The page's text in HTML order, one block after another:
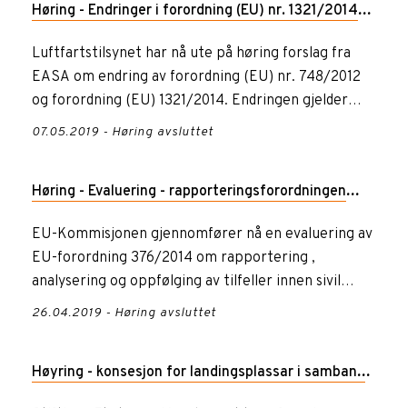
Høring - Endringer i forordning (EU) nr. 1321/2014
og 748/2012
Luftfartstilsynet har nå ute på høring forslag fra
EASA om endring av forordning (EU) nr. 748/2012
og forordning (EU) 1321/2014. Endringen gjelder
EASAs forslag t...
07.05.2019 - Høring avsluttet
Høring - Evaluering - rapporteringsforordningen
(376/2014)
EU-Kommisjonen gjennomfører nå en evaluering av
EU-forordning 376/2014 om rapportering ,
analysering og oppfølging av tilfeller innen sivil
luftfart.
26.04.2019 - Høring avsluttet
Høyring - konsesjon for landingsplassar i samband